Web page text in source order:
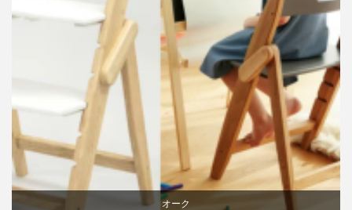
ライフスタイル
リビングダイニング
椅子
オーク